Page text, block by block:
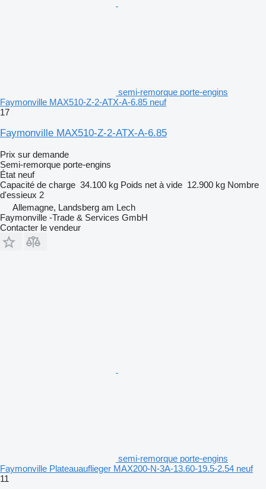
semi-remorque porte-engins
Faymonville MAX510-Z-2-ATX-A-6.85 neuf
17
Faymonville MAX510-Z-2-ATX-A-6.85
Prix sur demande
Semi-remorque porte-engins
État neuf
Capacité de charge 34.100 kg Poids net à vide 12.900 kg Nombre
d'essieux 2
Allemagne, Landsberg am Lech
Faymonville -Trade & Services GmbH
Contacter le vendeur
semi-remorque porte-engins
Faymonville Plateauauflieger MAX200-N-3A-13.60-19.5-2.54 neuf
11